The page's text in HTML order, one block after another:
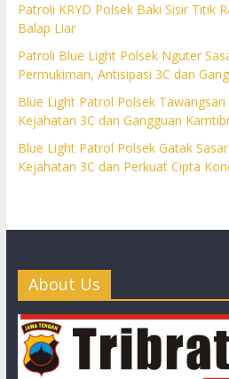
Patroli KRYD Polsek Baki Sisir Titik
Balap Liar
Patroli Blue Light Polsek Nguter
Permukiman, Antisipasi 3C dan
Blue Light Patrol Polsek
Kejahatan 3C dan Gangguan
Blue Light Patrol Polsek Gatak
Kejahatan 3C dan Perkuat Cipta
About Us